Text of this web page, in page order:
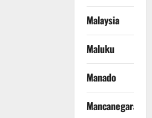
Malaysia
Maluku
Manado
Mancanegara